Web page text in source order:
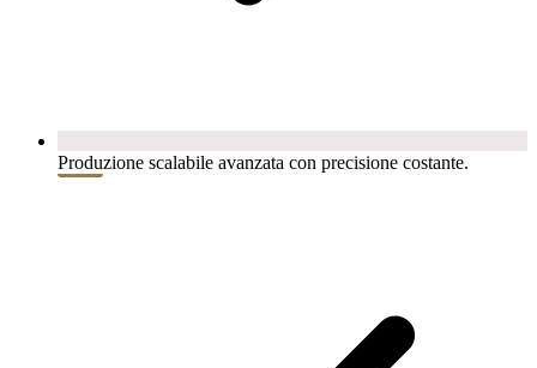
Produzione scalabile avanzata con precisione costante.